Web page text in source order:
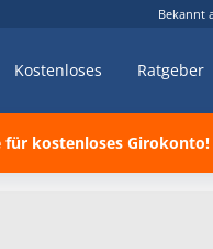
Bekannt
Kostenloses Ratgeber
für kostenloses Girokonto!